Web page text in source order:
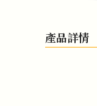
產品詳情